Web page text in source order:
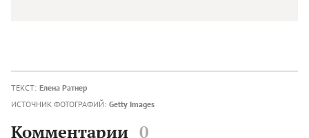
ТЕКСТ: Елена Ратнер
ИСТОЧНИК ФОТОГРАФИЙ: Getty Images
Комментарии 0